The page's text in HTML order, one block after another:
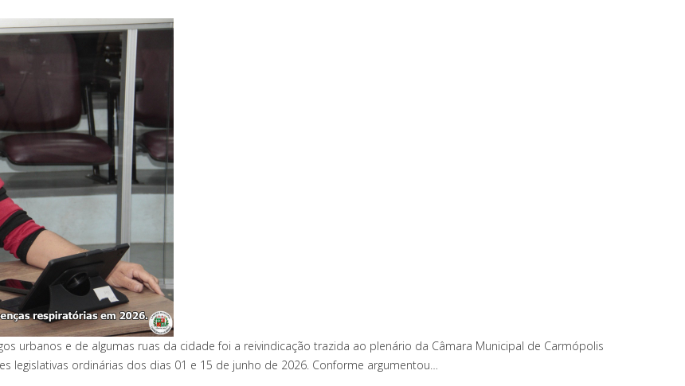
urbanos e de algumas ruas da cidade foi a reivindicação trazida ao plenário da Câmara Municipal de Carmópolis
legislativas ordinárias dos dias 01 e 15 de junho de 2026. Conforme argumentou…